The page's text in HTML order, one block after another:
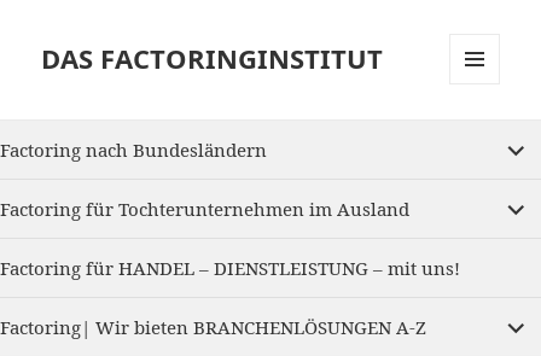
DAS FACTORINGINSTITUT
Factoring nach Bundesländern
child
Factoring für Tochterunternehmen im Ausland
child
Factoring für HANDEL – DIENSTLEISTUNG – mit uns!
Factoring| Wir bieten BRANCHENLÖSUNGEN A-Z
child